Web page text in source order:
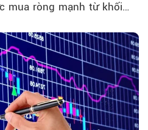
mua ròng mạnh từ khối